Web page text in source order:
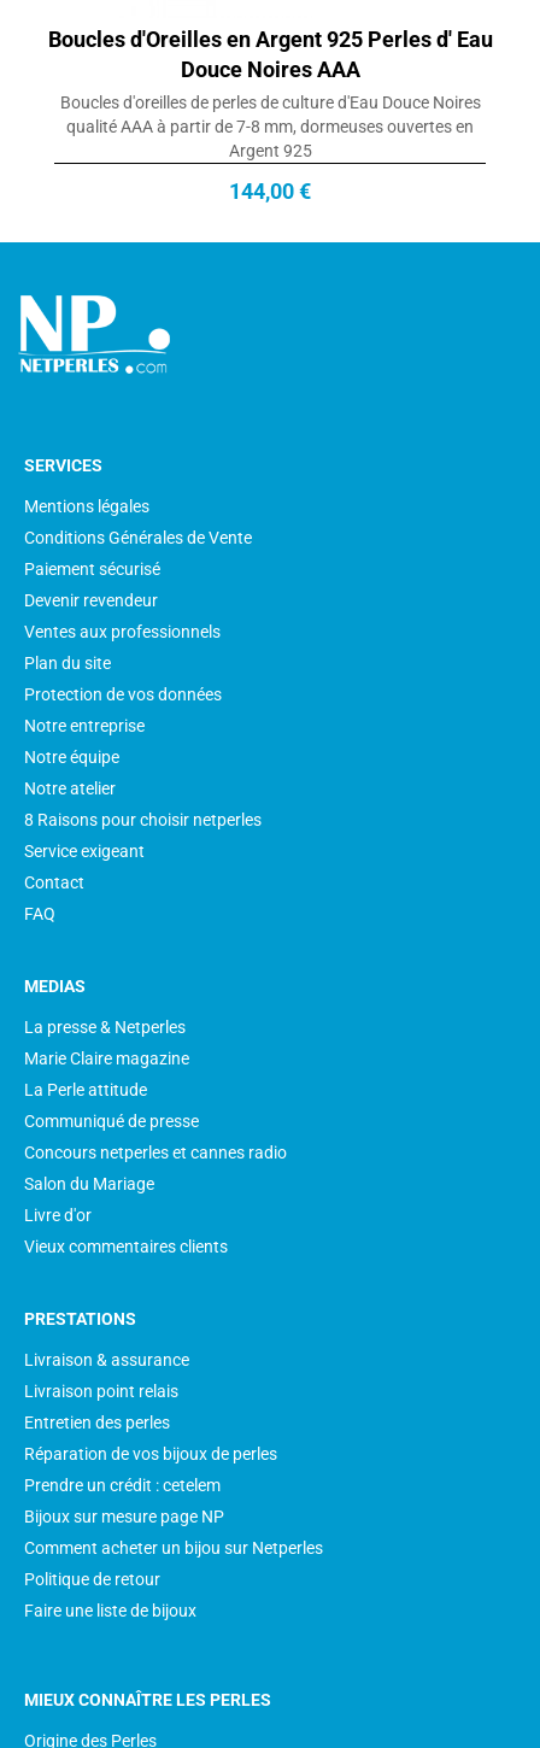
Boucles d'Oreilles en Argent 925 Perles d' Eau
Douce Noires AAA
Boucles d'oreilles de perles de culture d'Eau Douce Noires
qualité AAA à partir de 7-8 mm, dormeuses ouvertes en
Argent 925
144,00 €
SERVICES
Mentions légales
Conditions Générales de Vente
Paiement sécurisé
Devenir revendeur
Ventes aux professionnels
Plan du site
Protection de vos données
Notre entreprise
Notre équipe
Notre atelier
8 Raisons pour choisir netperles
Service exigeant
Contact
FAQ
MEDIAS
La presse & Netperles
Marie Claire magazine
La Perle attitude
Communiqué de presse
Concours netperles et cannes radio
Salon du Mariage
Livre d'or
Vieux commentaires clients
PRESTATIONS
Livraison & assurance
Livraison point relais
Entretien des perles
Réparation de vos bijoux de perles
Prendre un crédit : cetelem
Bijoux sur mesure page NP
Comment acheter un bijou sur Netperles
Politique de retour
Faire une liste de bijoux
MIEUX CONNAÎTRE LES PERLES
Origine des Perles